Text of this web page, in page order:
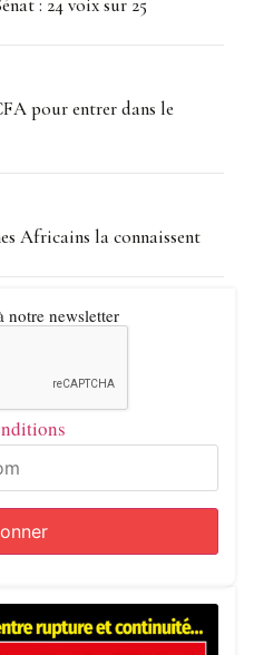
: 24 voix sur 25
pour entrer dans le
Africains la connaissent
notre newsletter